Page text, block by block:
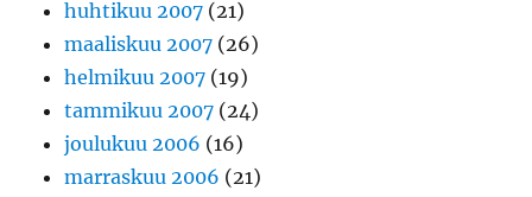
huhtikuu 2007 (21)
maaliskuu 2007 (26)
helmikuu 2007 (19)
tammikuu 2007 (24)
joulukuu 2006 (16)
marraskuu 2006 (21)